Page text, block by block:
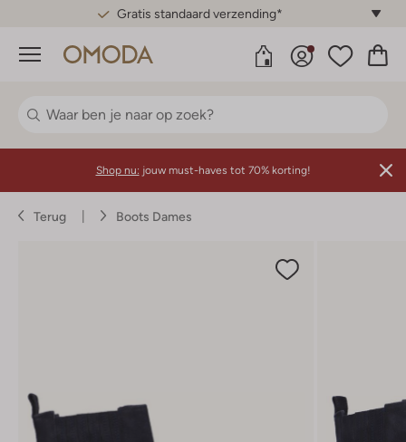
Gratis standaard verzending*
Menu
Shop nu: jouw must-haves tot 70% korting!
Terug Boots Dames